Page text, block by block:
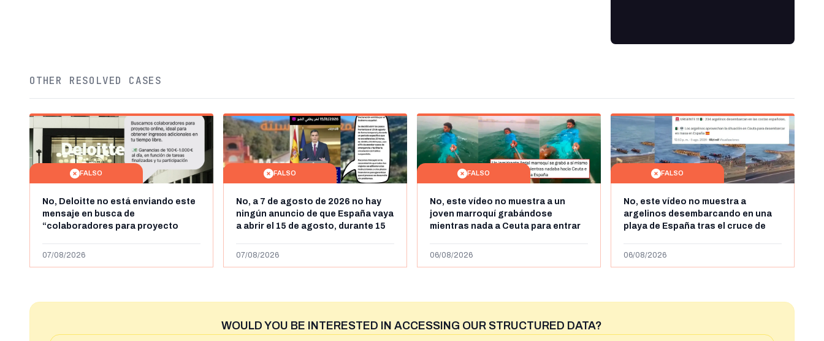
OTHER RESOLVED CASES
FALSO
No, Deloitte no está enviando este
mensaje en busca de
“colaboradores para proyecto
1.000 euros al día: es un timo
07/08/2026
FALSO
No, a 7 de agosto de 2026 no hay
ningún anuncio de que España vaya
a abrir el 15 de agosto, durante 15
y Ceuta
07/08/2026
FALSO
No, este vídeo no muestra a un
joven marroquí grabándose
mientras nada a Ceuta para entrar
más de 450km de Ceuta y el autor lo
06/08/2026
FALSO
No, este vídeo no muestra a
argelinos desembarcando en una
playa de España tras el cruce de
de julio de 2026: son imágenes de
06/08/2026
WOULD YOU BE INTERESTED IN ACCESSING OUR STRUCTURED DATA?